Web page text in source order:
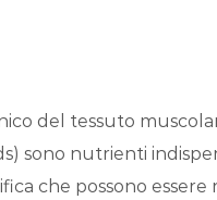
del tessuto
sono nutrienti
che possono